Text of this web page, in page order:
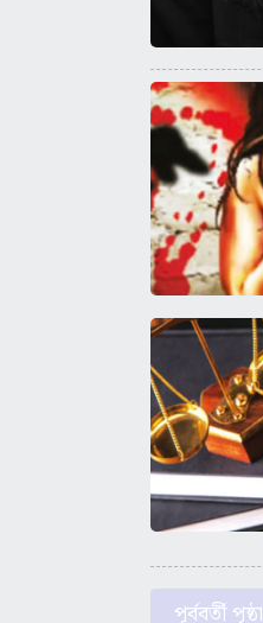
পূর্ববর্তী পৃষ্ঠা